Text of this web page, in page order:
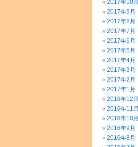
2017年10月
2017年9月
2017年8月
2017年7月
2017年6月
2017年5月
2017年4月
2017年3月
2017年2月
2017年1月
2016年12月
2016年11月
2016年10月
2016年9月
2016年8月